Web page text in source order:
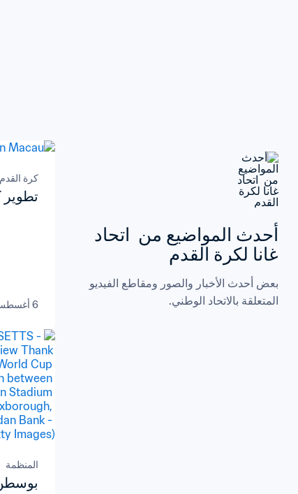
غانا لكرة القدم
المتعلقة بالاتحاد الوطني.
كرة
تطوير
6 أغسطس 2026
المنظمة